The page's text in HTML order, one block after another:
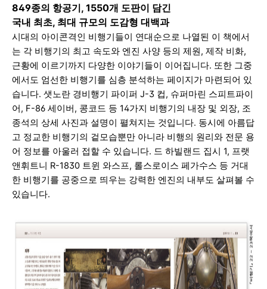
849종의 항공기, 1550개 도판이 담긴
국내 최초, 최대 규모의 도감형 대백과
시대의 아이콘격인 비행기들이 연대순으로 나열된 이 책에서
는 각 비행기의 최고 속도와 엔진 사양 등의 제원, 제작 비화,
근황에 이르기까지 다양한 이야기들이 이어집니다. 또한 그중
에서도 엄선한 비행기를 심층 분석하는 페이지가 마련되어 있
습니다. 샛노란 경비행기 파이퍼 J-3 컵, 슈퍼마린 스피트파이
어, F-86 세이버, 콩코드 등 14가지 비행기의 내장 및 외장, 조
종석의 상세 사진과 설명이 펼쳐지는 것입니다. 동시에 아름답
고 정교한 비행기의 겉모습뿐만 아니라 비행의 원리와 전문 용
어 정보를 아울러 접할 수 있습니다. 드 하빌랜드 집시 1, 프랫
앤휘트니 R-1830 트윈 와스프, 롤스로이스 페가수스 등 거대
한 비행기를 공중으로 띄우는 강력한 엔진의 내부도 살펴볼 수
있습니다.